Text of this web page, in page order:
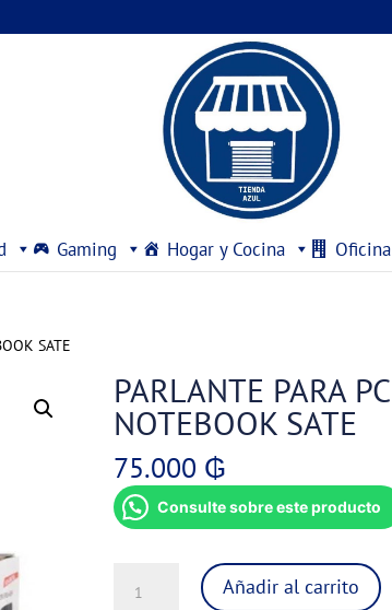
Gaming Hogar y Cocina Oficina
SATE
PARLANTE PARA PC
NOTEBOOK SATE
75.000 ₲
Consulte sobre este producto
PARA
Añadir al carrito